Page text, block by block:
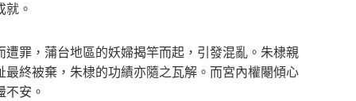
。
，蒲台地區的妖婦揭竿而起，引發混亂。朱棣親
終被棄，朱棣的功績亦隨之瓦解。而宮內權閹傾心
安。